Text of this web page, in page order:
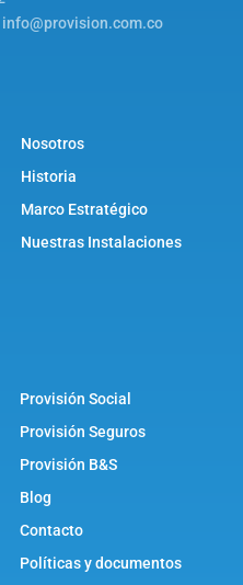
info@provision.com.co
Nosotros
Historia
Marco Estratégico
Nuestras Instalaciones
Provisión Social
Provisión Seguros
Provisión B&S
Blog
Contacto
Políticas y documentos